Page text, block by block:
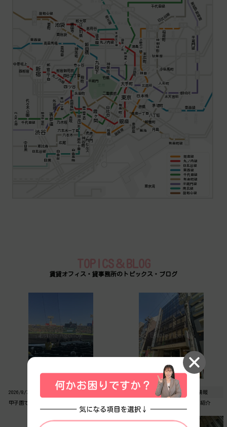
東京湾
副都心線 東武伊勢崎線
半蔵門線
千代田線
千代田線
東西線
東西線
日比谷線
日比谷線
銀座線
南北線
丸ノ内線
丸ノ内線
有楽町線
水天宮前
半蔵門
湯島
二重橋前
赤坂
乃木坂
代々木公園
竹橋
神楽坂
早稲田
小伝馬町
築地
虎ノ門ヒルズ
神谷町
広尾
稲荷町
末広町
京橋
虎ノ門
外苑前
六本木一丁目
新大塚
茗荷谷
四谷三丁目
新宿御苑前
西新宿
新富町
銀座一丁目
麹町
江戸川橋
護国寺
東池袋
要町
麻布十番
白金高輪
六本木
白金台
目黒
恵比寿
中目黒
門前仲町
月島
八丁堀
茅場町
日本橋
東銀座
東京
銀座
新橋
有楽町
日比谷
霞ヶ関
国会議事堂前
溜池山王
赤坂見附
青山一丁目
表参道
渋谷
明治神宮前
代々木上原
中野坂上
新宿 新宿三丁目
四ツ谷
永田町
市ヶ谷
飯田橋
九段下 神保町
大手町
淡路町 神田
三越前 人形町
清澄白河
秋葉原
仲御徒町
上野広小路
新御茶ノ水
御茶ノ水
本郷三丁目
後楽園
高田馬場
池袋
副都心線
南北線
半蔵門線
有楽町線
千代田線
東西線
日比谷線
丸ノ内線
銀座線
TOPICS＆BLOG
賃貸オフィス・貸事務所のトピックス・ブログ
2026/8/7
甲子園での野球観戦と夏季休業のお知らせ
2026/8/4 物件情報
【自社窓口物件】イシモトビルのご紹介